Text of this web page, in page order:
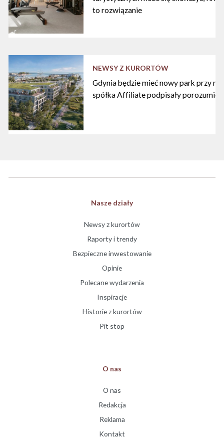
to rozwiązanie
NEWSY Z KURORTÓW
Gdynia będzie mieć nowy park przy
spółka Affiliate podpisały
Nasze działy
Newsy z kurortów
Raporty i trendy
Bezpieczne inwestowanie
Opinie
Polecane wydarzenia
Inspiracje
Historie z kurortów
Pit stop
O nas
O nas
Redakcja
Reklama
Kontakt